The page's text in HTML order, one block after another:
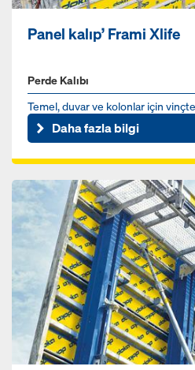
Panel kalıp’ Frami Xlife
Perde Kalıbı
Temel, duvar ve kolonlar için
çerçeveli kalıp
Daha fazla bilgi